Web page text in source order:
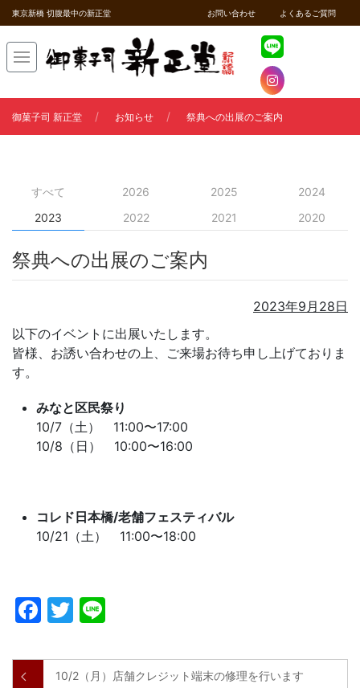
東京新橋 切腹最中の新正堂 お問い合わせ よくあるご質問
御菓子司 新正堂 お知らせ 祭典への出展のご案内
すべて 2026 2025
2024
2023
2022 2021 2020
祭典への出展のご案内
2023年9月28日
以下のイベントに出展いたします。
皆様、お誘い合わせの上、ご来場お待ち申し上げておりま
す。
みなと区民祭り
10/7（土） 11:00〜17:00
10/8（日） 10:00〜16:00
コレド日本橋/老舗フェスティバル
10/21（土） 11:00〜18:00
Facebook
Twitter
10/2（月）店舗クレジット端末の修理を行います